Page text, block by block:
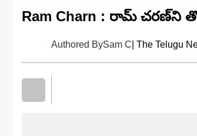
Ram Charn : రామ్ చ‌ర‌ణ్‌ని
Authored BySam C | The Telugu